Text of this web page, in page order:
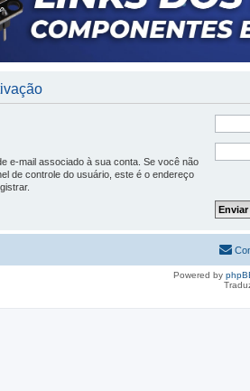
e-mail associado à sua conta. Se você não
de controle do usuário, este é o endereço
Powered by